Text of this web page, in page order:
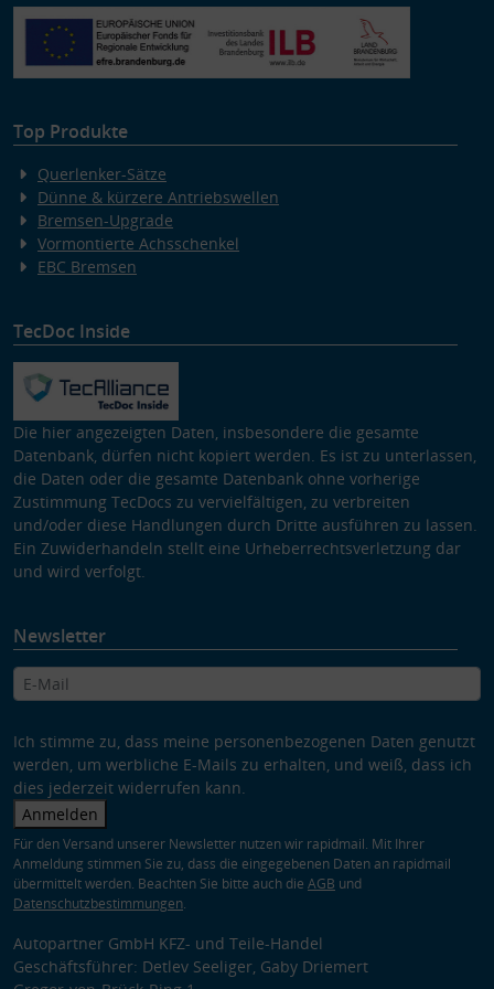
Top Produkte
Querlenker-Sätze
Dünne & kürzere Antriebswellen
Bremsen-Upgrade
Vormontierte Achsschenkel
EBC Bremsen
TecDoc Inside
Die hier angezeigten Daten, insbesondere die gesamte
Datenbank, dürfen nicht kopiert werden. Es ist zu unterlassen,
die Daten oder die gesamte Datenbank ohne vorherige
Zustimmung TecDocs zu vervielfältigen, zu verbreiten
und/oder diese Handlungen durch Dritte ausführen zu lassen.
Ein Zuwiderhandeln stellt eine Urheberrechtsverletzung dar
und wird verfolgt.
Newsletter
Ich stimme zu, dass meine personenbezogenen Daten genutzt
werden, um werbliche E-Mails zu erhalten, und weiß, dass ich
dies jederzeit widerrufen kann.
Anmelden
Für den Versand unserer Newsletter nutzen wir rapidmail. Mit Ihrer
Anmeldung stimmen Sie zu, dass die eingegebenen Daten an rapidmail
übermittelt werden. Beachten Sie bitte auch die AGB und
Datenschutzbestimmungen.
Autopartner GmbH KFZ- und Teile-Handel
Geschäftsführer: Detlev Seeliger, Gaby Driemert